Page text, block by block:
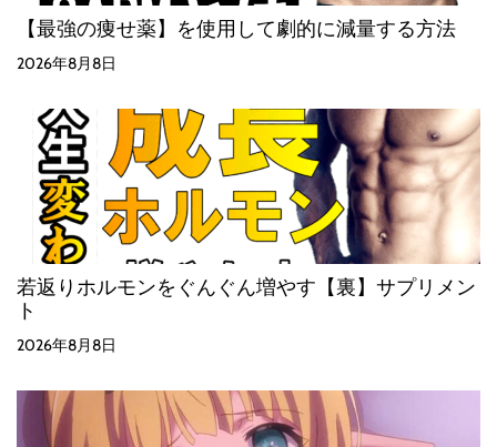
【最強の痩せ薬】を使用して劇的に減量する方法
2026年8月8日
若返りホルモンをぐんぐん増やす【裏】サプリメン
ト
2026年8月8日